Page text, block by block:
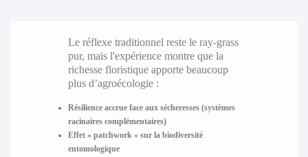
Le réflexe traditionnel reste le ray-grass
pur, mais l'expérience montre que la
richesse floristique apporte beaucoup
plus d’agroécologie :
Résilience accrue face aux sécheresses (systèmes
racinaires complémentaires)
Effet « patchwork » sur la biodiversité
entomologique